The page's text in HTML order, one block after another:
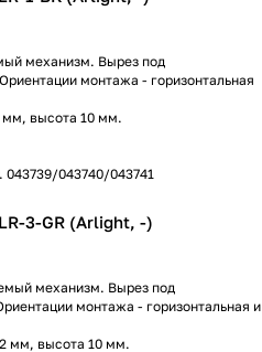
механизм. Вырез под
монтажа - горизонтальная
мм, высота 10 мм.
043739/043740/043741
3-GR (Arlight, -)
механизм. Вырез под
монтажа - горизонтальная и
мм, высота 10 мм.